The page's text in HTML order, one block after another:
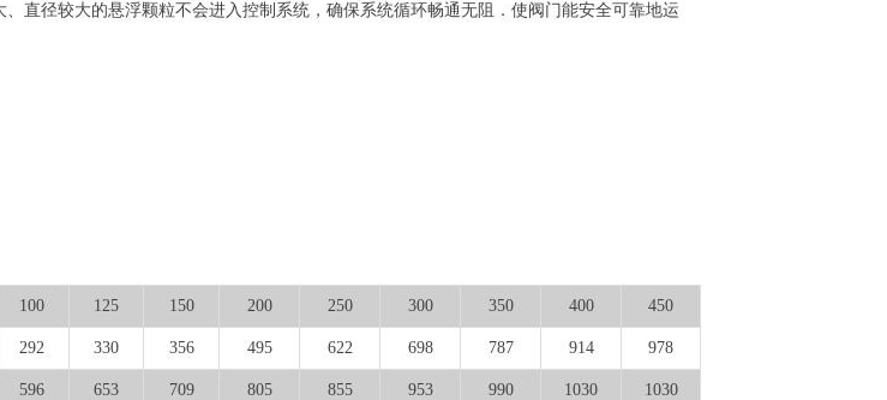
直径较大的悬浮颗粒不会进入控制系统，确保系统循环畅通无阻．使阀门能安全可靠地运
100 125 150 200 250 300 350 400 450
292 330 356 495 622 698 787 914 978
596 653 709 805 855 953 990 1030 1030